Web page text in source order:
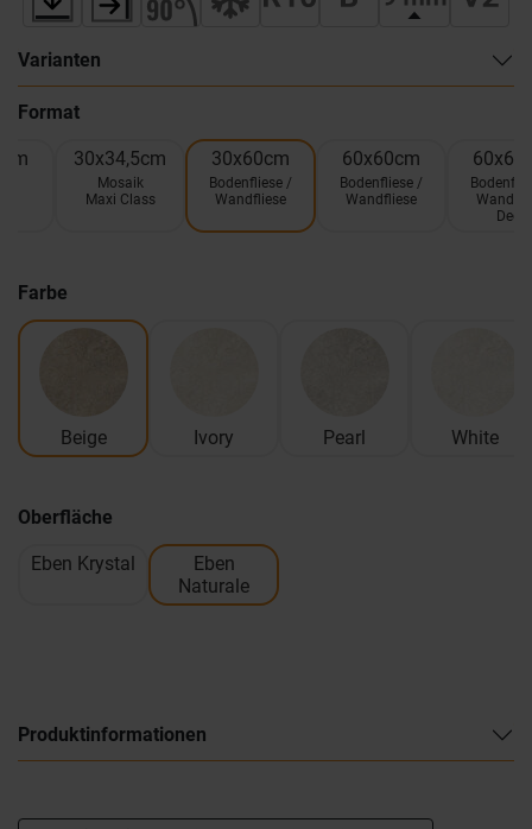
Varianten
Format
30x34,5cm
Mosaik
Maxi Class
30x60cm
Bodenfliese /
Wandfliese
60x60cm
Bodenfliese /
Wandfliese
Deco
Farbe
Beige Ivory Pearl White
Oberfläche
Eben Krystal
Eben
Naturale
Produktinformationen